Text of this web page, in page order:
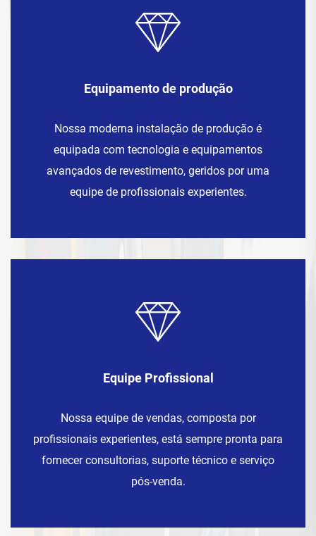
Equipamento de produção
Nossa moderna instalação de produção é
equipada com tecnologia e equipamentos
avançados de revestimento, geridos por uma
equipe de profissionais experientes.
Equipe Profissional
Nossa equipe de vendas, composta por
profissionais experientes, está sempre pronta para
fornecer consultorias, suporte técnico e serviço
pós-venda.